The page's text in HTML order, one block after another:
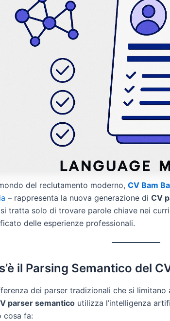
del reclutamento moderno, CV Bam
– rappresenta la nuova generazione di CV
tratta solo di trovare parole chiave nei
delle esperienze professionali.
il Parsing Semantico del
dei parser tradizionali che si
parser semantico utilizza l’intelligenza
cosa fa: